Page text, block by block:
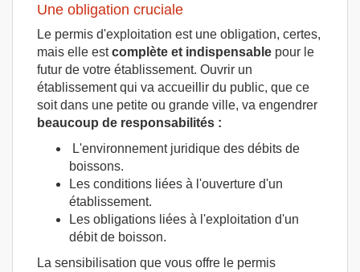
Une obligation cruciale
Le permis d'exploitation est une obligation, certes,
mais elle estcomplète et indispensable pour le
futur de votre établissement. Ouvrir un
établissement qui va accueillir du public, que ce
soit dans une petite ou grande ville, va engendrer
beaucoup de responsabilités :
L'environnement juridique des débits de
boissons.
Les conditions liées à l'ouverture d'un
établissement.
Les obligations liées à l'exploitation d'un
débit de boisson.
La sensibilisation que vous offre le permis